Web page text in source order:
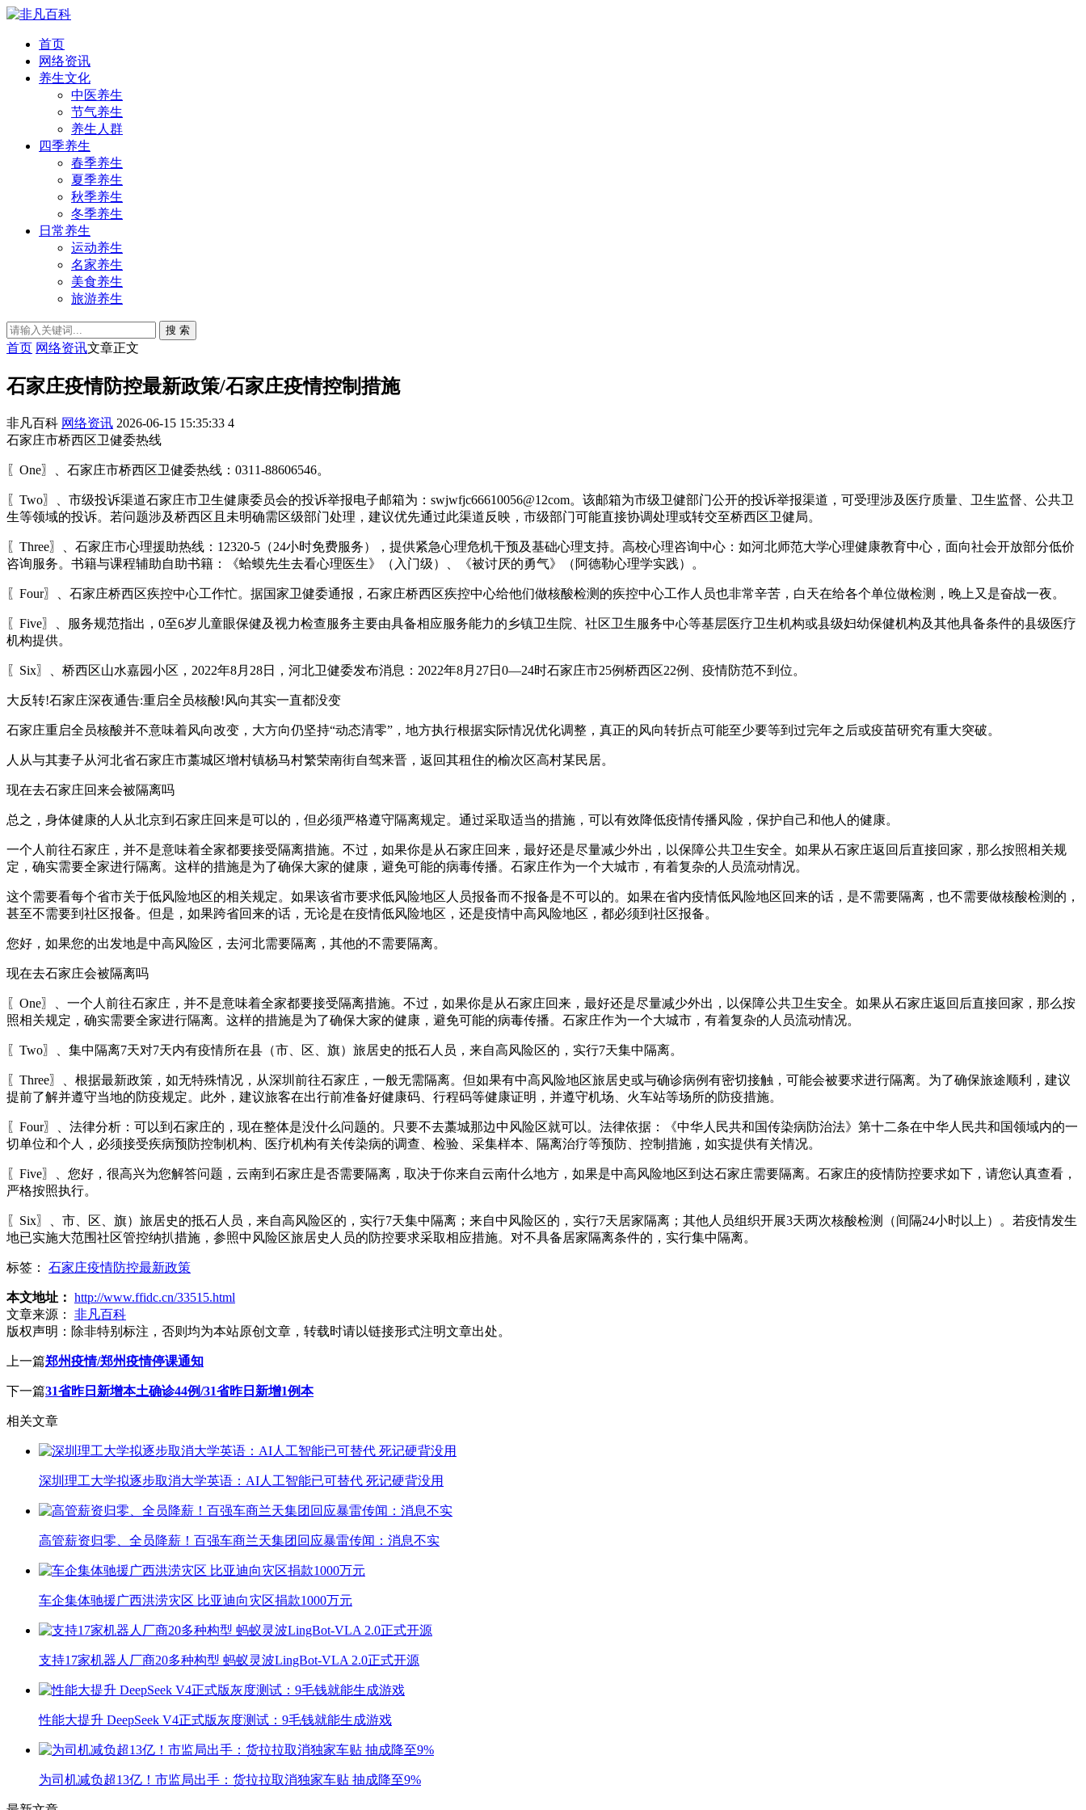
首页
网络资讯
养生文化
中医养生
节气养生
养生人群
四季养生
春季养生
夏季养生
秋季养生
冬季养生
日常养生
运动养生
名家养生
美食养生
旅游养生
搜 索
首页 网络资讯文章正文
石家庄疫情防控最新政策/石家庄疫情控制措施
非凡百科 网络资讯 2026-06-15 15:35:33 4
石家庄市桥西区卫健委热线
〖One〗、石家庄市桥西区卫健委热线：0311-88606546。
〖Two〗、市级投诉渠道石家庄市卫生健康委员会的投诉举报电子邮箱为：swjwfjc66610056@12com。该邮箱为市级卫健部门公开的投诉举报渠道，可受理涉及医疗质量、卫生监督、公共卫
生等领域的投诉。若问题涉及桥西区且未明确需区级部门处理，建议优先通过此渠道反映，市级部门可能直接协调处理或转交至桥西区卫健局。
〖Three〗、石家庄市心理援助热线：12320-5（24小时免费服务），提供紧急心理危机干预及基础心理支持。高校心理咨询中心：如河北师范大学心理健康教育中心，面向社会开放部分低价
咨询服务。书籍与课程辅助自助书籍：《蛤蟆先生去看心理医生》（入门级）、《被讨厌的勇气》（阿德勒心理学实践）。
〖Four〗、石家庄桥西区疾控中心工作忙。据国家卫健委通报，石家庄桥西区疾控中心给他们做核酸检测的疾控中心工作人员也非常辛苦，白天在给各个单位做检测，晚上又是奋战一夜。
〖Five〗、服务规范指出，0至6岁儿童眼保健及视力检查服务主要由具备相应服务能力的乡镇卫生院、社区卫生服务中心等基层医疗卫生机构或县级妇幼保健机构及其他具备条件的县级医疗
机构提供。
〖Six〗、桥西区山水嘉园小区，2022年8月28日，河北卫健委发布消息：2022年8月27日0—24时石家庄市25例桥西区22例、疫情防范不到位。
大反转!石家庄深夜通告:重启全员核酸!风向其实一直都没变
石家庄重启全员核酸并不意味着风向改变，大方向仍坚持“动态清零”，地方执行根据实际情况优化调整，真正的风向转折点可能至少要等到过完年之后或疫苗研究有重大突破。
人从与其妻子从河北省石家庄市藁城区增村镇杨马村繁荣南街自驾来晋，返回其租住的榆次区高村某民居。
现在去石家庄回来会被隔离吗
总之，身体健康的人从北京到石家庄回来是可以的，但必须严格遵守隔离规定。通过采取适当的措施，可以有效降低疫情传播风险，保护自己和他人的健康。
一个人前往石家庄，并不是意味着全家都要接受隔离措施。不过，如果你是从石家庄回来，最好还是尽量减少外出，以保障公共卫生安全。如果从石家庄返回后直接回家，那么按照相关规
定，确实需要全家进行隔离。这样的措施是为了确保大家的健康，避免可能的病毒传播。石家庄作为一个大城市，有着复杂的人员流动情况。
这个需要看每个省市关于低风险地区的相关规定。如果该省市要求低风险地区人员报备而不报备是不可以的。如果在省内疫情低风险地区回来的话，是不需要隔离，也不需要做核酸检测的，
甚至不需要到社区报备。但是，如果跨省回来的话，无论是在疫情低风险地区，还是疫情中高风险地区，都必须到社区报备。
您好，如果您的出发地是中高风险区，去河北需要隔离，其他的不需要隔离。
现在去石家庄会被隔离吗
〖One〗、一个人前往石家庄，并不是意味着全家都要接受隔离措施。不过，如果你是从石家庄回来，最好还是尽量减少外出，以保障公共卫生安全。如果从石家庄返回后直接回家，那么按
照相关规定，确实需要全家进行隔离。这样的措施是为了确保大家的健康，避免可能的病毒传播。石家庄作为一个大城市，有着复杂的人员流动情况。
〖Two〗、集中隔离7天对7天内有疫情所在县（市、区、旗）旅居史的抵石人员，来自高风险区的，实行7天集中隔离。
〖Three〗、根据最新政策，如无特殊情况，从深圳前往石家庄，一般无需隔离。但如果有中高风险地区旅居史或与确诊病例有密切接触，可能会被要求进行隔离。为了确保旅途顺利，建议
提前了解并遵守当地的防疫规定。此外，建议旅客在出行前准备好健康码、行程码等健康证明，并遵守机场、火车站等场所的防疫措施。
〖Four〗、法律分析：可以到石家庄的，现在整体是没什么问题的。只要不去藁城那边中风险区就可以。法律依据：《中华人民共和国传染病防治法》第十二条在中华人民共和国领域内的一
切单位和个人，必须接受疾病预防控制机构、医疗机构有关传染病的调查、检验、采集样本、隔离治疗等预防、控制措施，如实提供有关情况。
〖Five〗、您好，很高兴为您解答问题，云南到石家庄是否需要隔离，取决于你来自云南什么地方，如果是中高风险地区到达石家庄需要隔离。石家庄的疫情防控要求如下，请您认真查看，
严格按照执行。
〖Six〗、市、区、旗）旅居史的抵石人员，来自高风险区的，实行7天集中隔离；来自中风险区的，实行7天居家隔离；其他人员组织开展3天两次核酸检测（间隔24小时以上）。若疫情发生
地已实施大范围社区管控纳扒措施，参照中风险区旅居史人员的防控要求采取相应措施。对不具备居家隔离条件的，实行集中隔离。
标签： 石家庄疫情防控最新政策
本文地址： http://www.ffidc.cn/33515.html
文章来源：
非凡百科
版权声明： 除非特别标注，否则均为本站原创文章，转载时请以链接形式注明文章出处。
上一篇郑州疫情/郑州疫情停课通知
下一篇31省昨日新增本土确诊44例/31省昨日新增1例本
相关文章
深圳理工大学拟逐步取消大学英语：AI人工智能已可替代 死记硬背没用
高管薪资归零、全员降薪！百强车商兰天集团回应暴雷传闻：消息不实
车企集体驰援广西洪涝灾区 比亚迪向灾区捐款1000万元
支持17家机器人厂商20多种构型 蚂蚁灵波LingBot-VLA 2.0正式开源
性能大提升 DeepSeek V4正式版灰度测试：9毛钱就能生成游戏
为司机减负超13亿！市监局出手：货拉拉取消独家车贴 抽成降至9%